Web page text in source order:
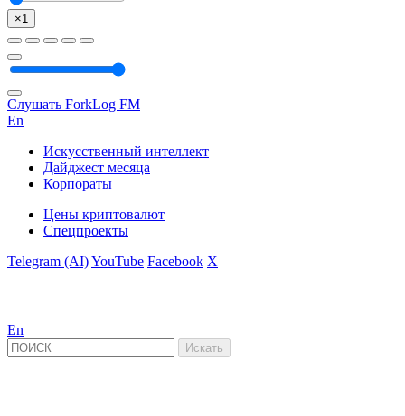
×1
Слушать ForkLog FM
En
Искусственный интеллект
Дайджест месяца
Корпораты
Цены криптовалют
Спецпроекты
Telegram (AI)YouTube Facebook X
En